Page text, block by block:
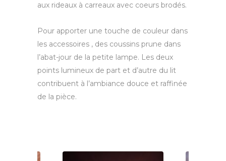
aux rideaux à carreaux avec coeurs brodés.
Pour apporter une touche de couleur dans
les accessoires , des coussins prune dans
l’abat-jour de la petite lampe. Les deux
points lumineux de part et d’autre du lit
contribuent à l’ambiance douce et raffinée
de la pièce.